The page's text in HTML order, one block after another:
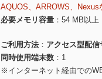
AQUOS、ARROWS、
必要メモリ容量
54 MB以上
ご利用方法
アクセス型配信
同時使用端末数
1
※インターネット経由での